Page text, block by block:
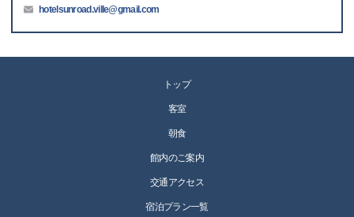
hotelsunroad.ville@gmail.com
トップ
客室
朝食
館内のご案内
交通アクセス
宿泊プラン一覧